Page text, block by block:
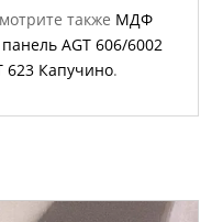
также МДФ
AGT 606/6002
623 Капучино.